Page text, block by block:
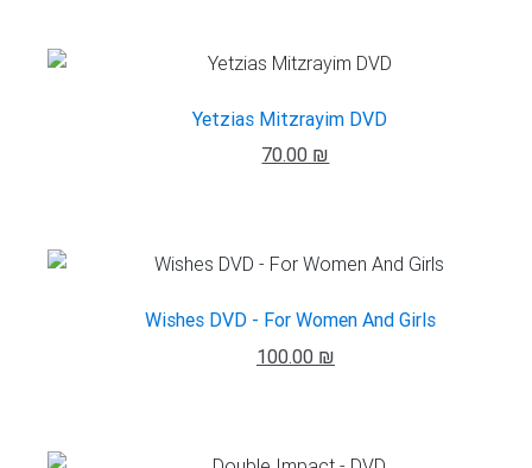
Yetzias Mitzrayim DVD
70.00 ₪
Wishes DVD - For Women And Girls
100.00 ₪